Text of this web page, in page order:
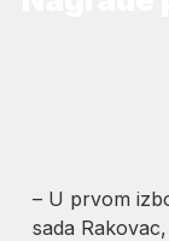
– U prvom
sada